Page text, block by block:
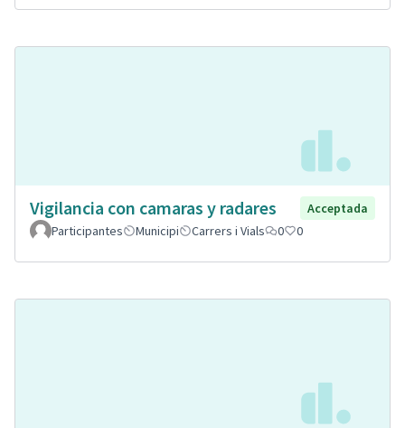
Vigilancia con camaras y radares
Acceptada
Participantes
Municipi Carrers i Vials 0 0